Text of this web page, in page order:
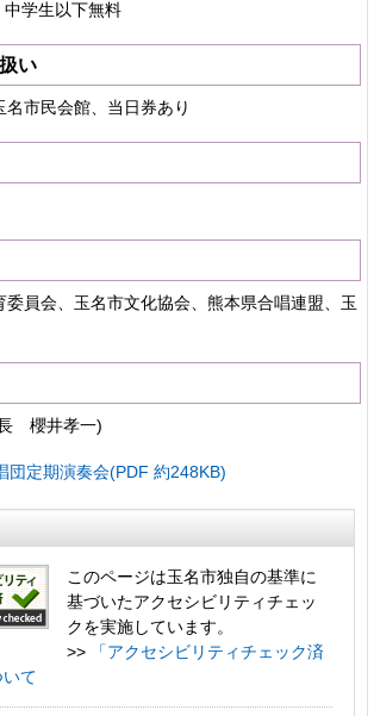
学生以下無料
い
市民会館、当日券あり
委員会、玉名市文化協会、熊本県合唱連盟、玉
櫻井孝一)
団定期演奏会(PDF 約248KB)
このページは玉名市独自の基準に
基づいたアクセシビリティチェッ
クを実施しています。
>>
「アクセシビリティチェック済
て